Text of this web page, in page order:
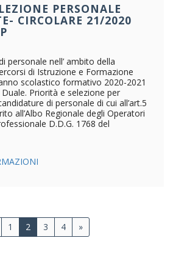
PERSONALE
CIRCOLARE 21/2020
personale nell’ ambito della
di Istruzione e Formazione
scolastico formativo 2020-2021
Priorità e selezione per
di personale di cui all’art.5
all’Albo Regionale degli Operatori
D.D.G. 1768 del
1 2 3 4 »